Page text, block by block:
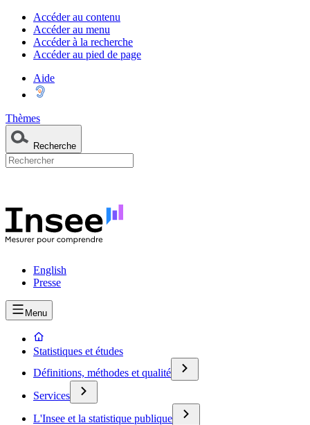
Accéder au contenu
Accéder au menu
Accéder à la recherche
Accéder au pied de page
Aide
Thèmes
Recherche
English
Presse
Menu
Statistiques et études
Définitions, méthodes et qualité
Services
L'Insee et la statistique publique